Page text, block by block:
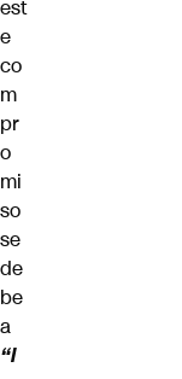
est
e
co
m
pr
o
mi
so
se
de
be
a
“l